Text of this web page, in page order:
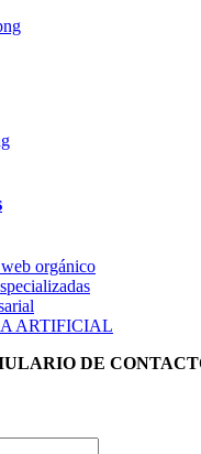
orgánico
ARTIFICIAL
DE